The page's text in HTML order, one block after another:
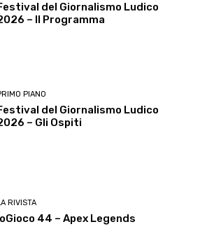
del Giornalismo Ludico
– Il Programma
PIANO
del Giornalismo Ludico
– Gli Ospiti
RIVISTA
44 – Apex Legends